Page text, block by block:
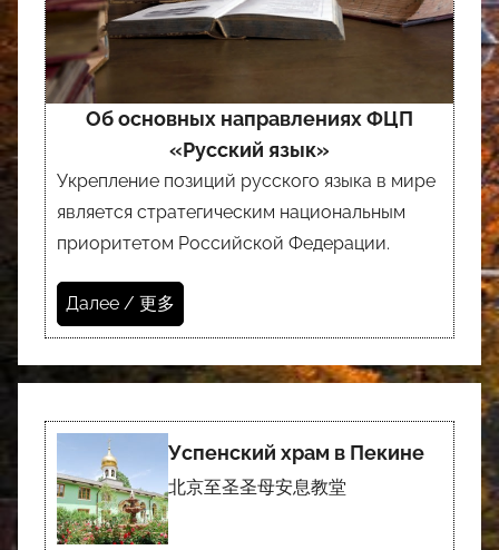
Об основных направлениях ФЦП
«Русский язык»
Укрепление позиций русского языка в мире
является стратегическим национальным
приоритетом Российской Федерации.
Далее / 更多
Успенский храм в Пекине
北京至圣圣母安息教堂